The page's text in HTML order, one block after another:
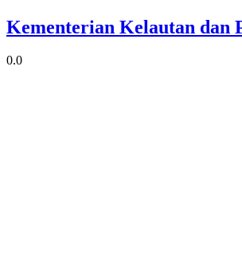
Kementerian Kelautan dan
0.0